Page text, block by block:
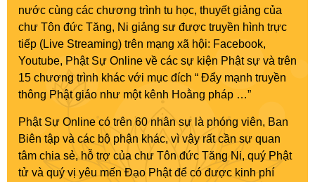
nước cùng các chương trình tu học, thuyết giảng của
chư Tôn đức Tăng, Ni giảng sư được truyền hình trực
tiếp (Live Streaming) trên mạng xã hội: Facebook,
Youtube, Phật Sự Online về các sự kiện Phật sự và trên
15 chương trình khác với mục đích “ Đẩy mạnh truyền
thông Phật giáo như một kênh Hoằng pháp …”
Phật Sự Online có trên 60 nhân sự là phóng viên, Ban
Biên tập và các bộ phận khác, vì vậy rất cần sự quan
tâm chia sẻ, hỗ trợ của chư Tôn đức Tăng Ni, quý Phật
tử và quý vị yêu mến Đạo Phật để có được kinh phí